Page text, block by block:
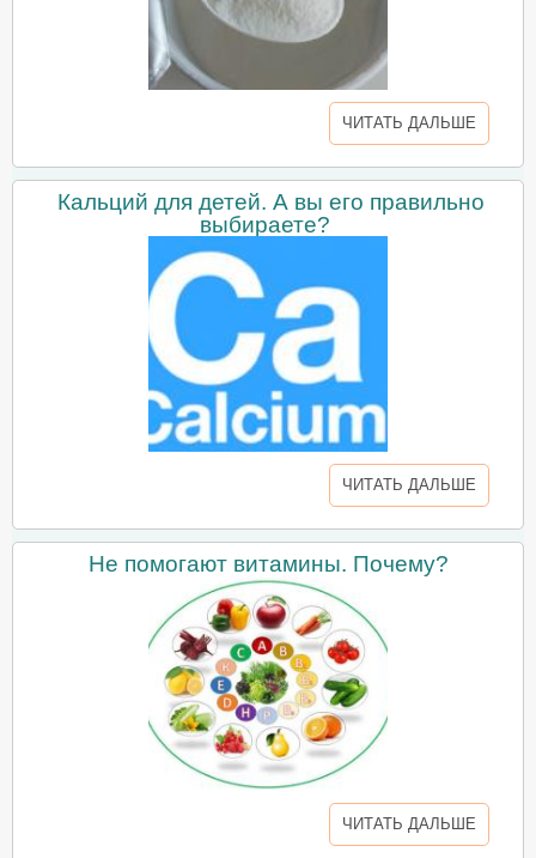
ЧИТАТЬ ДАЛЬШЕ
Кальций для детей. А вы его правильно
выбираете?
ЧИТАТЬ ДАЛЬШЕ
Не помогают витамины. Почему?
ЧИТАТЬ ДАЛЬШЕ